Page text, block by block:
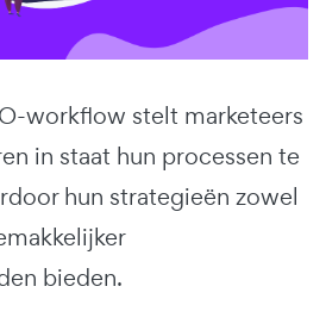
workflow stelt marketeers
in staat hun processen te
hun strategieën zowel
bieden.